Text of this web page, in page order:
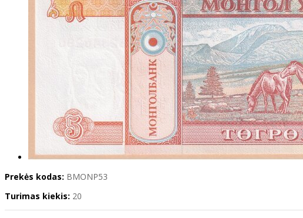
Prekės kodas: BMONP53
Turimas kiekis: 20